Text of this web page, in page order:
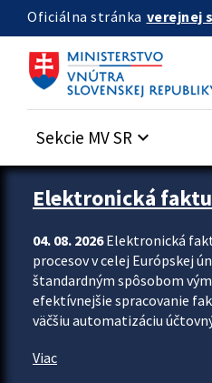
Preskocit na hlavný obsah
Oficiálna stránka verejnej
Sekcie MV SR keyboard_arrow_down
Zastavit automatický posun
Elektronická
04. 08. 2026Elektronická
procesov v celej Európskej
štandardným spôsobom
efektívnejšie spracovanie
väčšiu automatizáciu
Viac